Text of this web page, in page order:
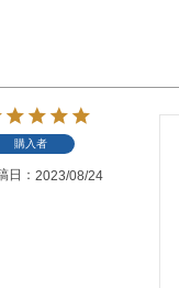
購入者
日 2023/08/24